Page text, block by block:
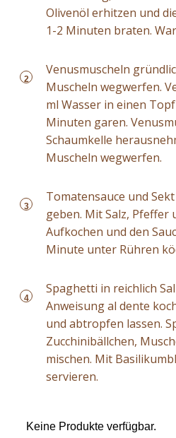
Olivenöl erhitzen und
1-2 Minuten braten.
2
Venusmuscheln
Muscheln wegwerfen.
ml Wasser in einen
Minuten garen.
Schaumkelle
Muscheln wegwerfen.
3
Tomatensauce und
geben. Mit Salz, Pfeffer
Aufkochen und den
Minute unter Rühren
4
Spaghetti in reichlich
Anweisung al dente
und abtropfen lassen.
Zucchinibällchen,
mischen. Mit
servieren.
Keine Produkte verfügbar.